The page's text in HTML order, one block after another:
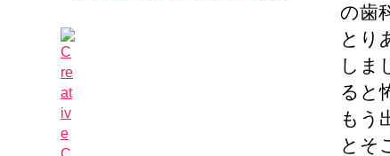
の歯
とり
しま
ると
もう
とそ